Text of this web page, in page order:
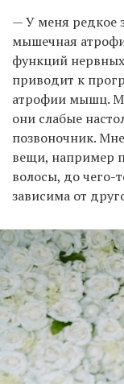
— У меня редкое
мышечная
функций
приводит к
атрофии мышц.
они слабые
позвоночник.
вещи, например
волосы, до чего-
зависима от